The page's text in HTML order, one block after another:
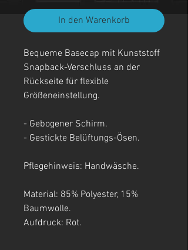
In den Warenkorb
Bequeme Basecap mit Kunststoff
Snapback-Verschluss an der
Rückseite für flexible
Größeneinstellung.
- Gebogener Schirm.
- Gestickte Belüftungs-Ösen.
Pflegehinweis: Handwäsche.
Material: 85% Polyester, 15%
Baumwolle.
Aufdruck: Rot.